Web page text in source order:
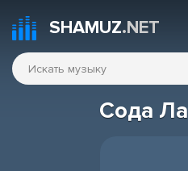
SHAMUZ.NET
Сода